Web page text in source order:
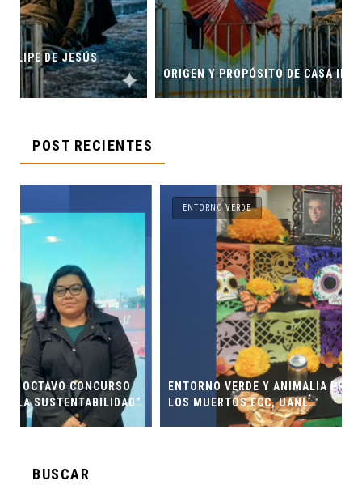
ORIGEN Y PROPÓSITO DE CASA INDI
POST RECIENTES
ENTORNO VERDE Y ANIMALIA PRESENTES EN EL DÍA DE
LOS MUERTOS FCC, UANL.
BUSCAR